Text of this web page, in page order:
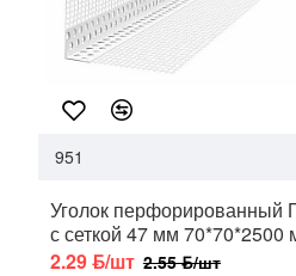
951
Уголок перфорированный
с сеткой 47 мм 70*70*2500
2.29 ƃ/шт 2.55 ƃ/шт